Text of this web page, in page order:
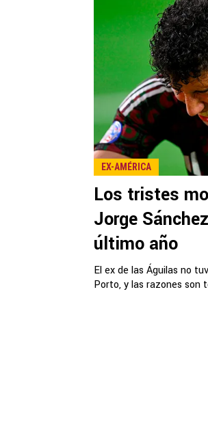
EX-AMÉRICA
Los tristes
Jorge
último año
El ex de las Águilas no
Porto, y las razones son